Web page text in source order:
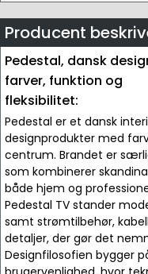
Producent
Pedestal, dansk
farver, funktion og
fleksibilitet:
Pedestal er et dansk
designprodukter med
centrum. Brandet er
som kombinerer
både hjem og
Pedestal TV stander
samt strømtilbehør,
detaljer, der gør det
Designfilosofien bygger